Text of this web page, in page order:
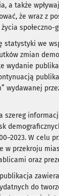
a także wpływa
że wraz z
społeczno-
statystyki we
zmian
wydanie
wydawanej
szereg
W celu
w przekroju
oraz
do